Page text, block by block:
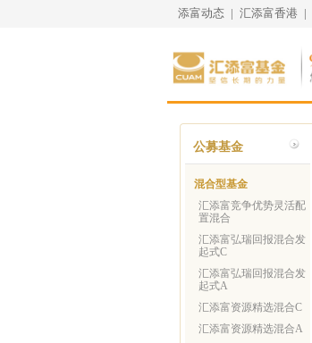
添富动态 | 汇添富香港 |
公募基金
混合型基金
汇添富竞争优势灵活配
置混合
汇添富弘瑞回报混合发
起式C
汇添富弘瑞回报混合发
起式A
汇添富资源精选混合C
汇添富资源精选混合A